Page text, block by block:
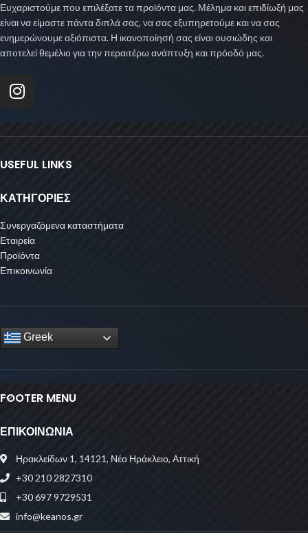
Ευχαριστούμε που επιλέξατε τα προϊόντα μας. Μέλημα και επιδίωξή μας
είναι να είμαστε πάντα διπλά σας, να σας εξυπηρετούμε και να σας
ενημερώνουμε αξιόπιστα. Η ικανοποίησή σας είναι ουσιώδης και
αποτελεί θεμέλιο για την περαιτέρω ανάπτυξη και πρόοδό μας.
USEFUL LINKS
ΚΑΤΗΓΟΡΙΕΣ
Συνεργαζόμενα καταστήματα
Εταιρεία
Προϊόντα
Επικοινωνία
Greek
FOOTER MENU
ΕΠΙΚΟΙΝΩΝΙΑ
Ηρακλείδων 1, 14121, Νέο Ηράκλειο, Αττική
+30 210 2827310
+30 697 9729531
info@keanos.gr